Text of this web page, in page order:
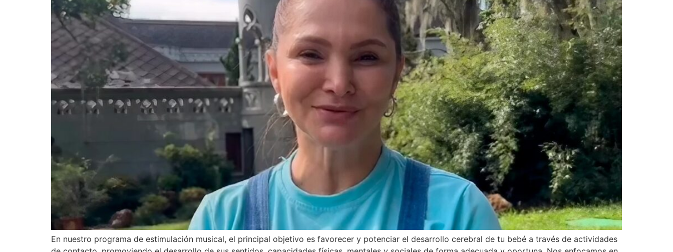
En nuestro programa de estimulación musical, el principal objetivo es favorecer y potenciar el desarrollo cerebral de tu bebé a través de actividades